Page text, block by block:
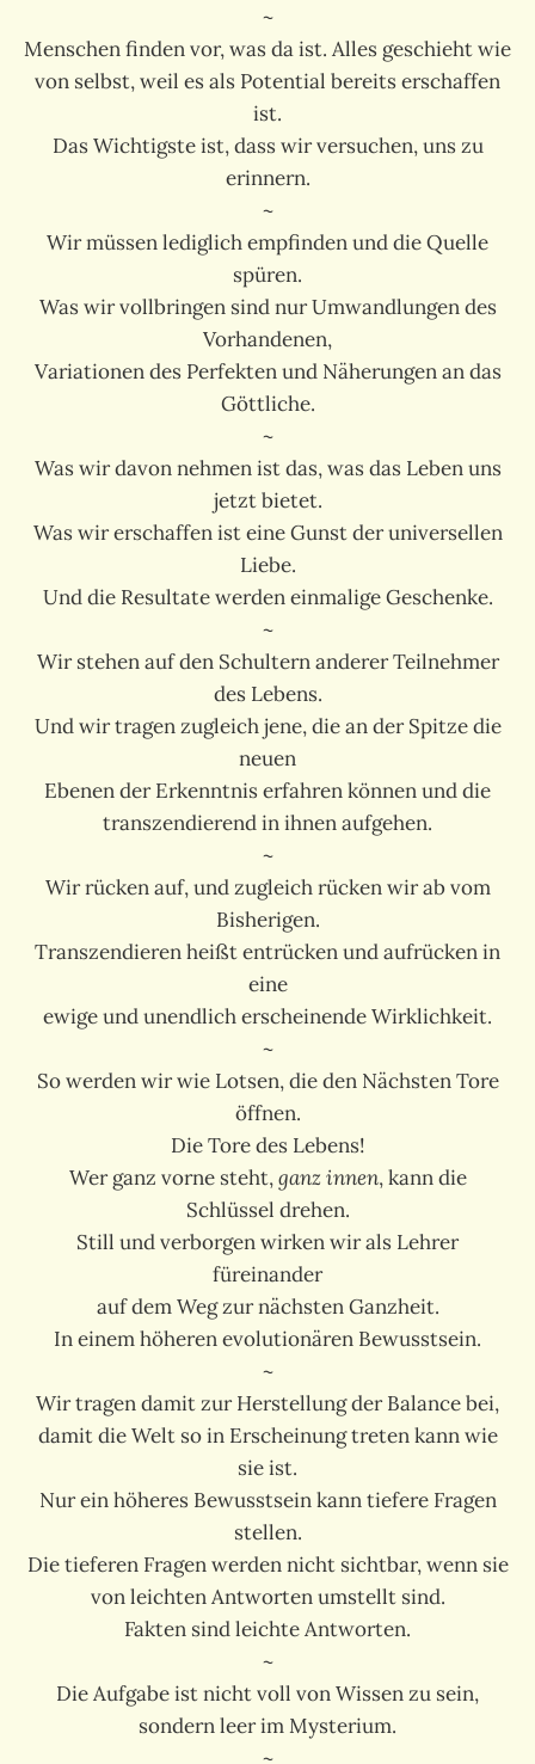
~
Menschen finden vor, was da ist. Alles geschieht wie
von selbst, weil es als Potential bereits erschaffen
ist.
Das Wichtigste ist, dass wir versuchen, uns zu
erinnern.
~
Wir müssen lediglich empfinden und die Quelle
spüren.
Was wir vollbringen sind nur Umwandlungen des
Vorhandenen,
Variationen des Perfekten und Näherungen an das
Göttliche.
~
Was wir davon nehmen ist das, was das Leben uns
jetzt bietet.
Was wir erschaffen ist eine Gunst der universellen
Liebe.
Und die Resultate werden einmalige Geschenke.
~
Wir stehen auf den Schultern anderer Teilnehmer
des Lebens.
Und wir tragen zugleich jene, die an der Spitze die
neuen
Ebenen der Erkenntnis erfahren können und die
transzendierend in ihnen aufgehen.
~
Wir rücken auf, und zugleich rücken wir ab vom
Bisherigen.
Transzendieren heißt entrücken und aufrücken in
eine
ewige und unendlich erscheinende Wirklichkeit.
~
So werden wir wie Lotsen, die den Nächsten Tore
öffnen.
Die Tore des Lebens!
Wer ganz vorne steht,ganz innen, kann die
Schlüssel drehen.
Still und verborgen wirken wir als Lehrer
füreinander
auf dem Weg zur nächsten Ganzheit.
In einem höheren evolutionären Bewusstsein.
~
Wir tragen damit zur Herstellung der Balance bei,
damit die Welt so in Erscheinung treten kann wie
sie ist.
Nur ein höheres Bewusstsein kann tiefere Fragen
stellen.
Die tieferen Fragen werden nicht sichtbar, wenn sie
von leichten Antworten umstellt sind.
Fakten sind leichte Antworten.
~
Die Aufgabe ist nicht voll von Wissen zu sein,
sondern leer im Mysterium.
~